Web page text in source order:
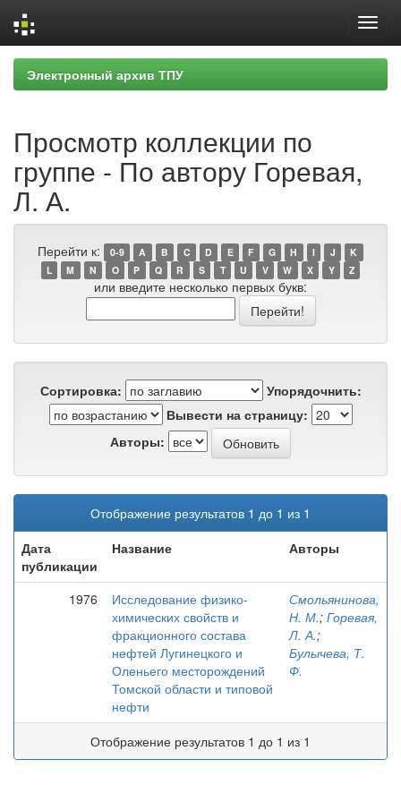
Skip
navigation
Электронный архив ТПУ
Просмотр коллекции по
группе - По автору Горевая,
Л. А.
Перейти к: 0-9 A B C D E F G H I J
K
L
M N O P Q R S T U V W X Y Z
или введите несколько первых букв:
Сортировка:
Упорядочнить:
Вывести на страницу:
Авторы:
Отображение результатов 1 до 1 из 1
Дата
публикации
Название Авторы
1976
Исследование физико-
химических свойств и
фракционного состава
нефтей Лугинецкого и
Оленьего месторождений
Томской области и типовой
нефти
Смольянинова,
Н. М.; Горевая,
Л. А.;
Булычева, Т.
Ф.
Отображение результатов 1 до 1 из 1